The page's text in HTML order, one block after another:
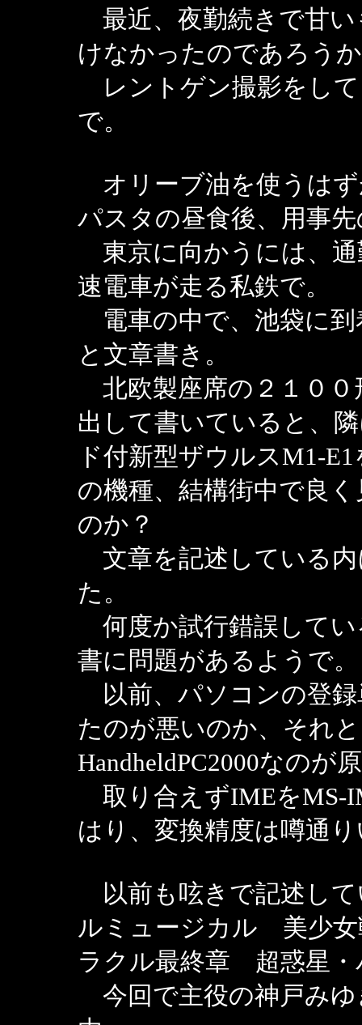
最近、夜勤続きで甘
けなかったのであろう
レントゲン撮影をし
で。
オリーブ油を使うは
パスタの昼食後、用事
東京に向かうには、通
速電車が走る私鉄で。
電車の中で、池袋に
と文章書き。
北欧製座席の２１００
出して書いていると、
ド付新型ザウルスM1-
の機種、結構街中で良
のか？
文章を記述している
た。
何度か試行錯誤してい
書に問題があるようで。
以前、パソコンの登
たのが悪いのか、それ
HandheldPC2000なのが
取り合えずIMEをMS-
はり、変換精度は噂通
以前も呟きで記述し
ルミュージカル 美少
ラクル最終章 超惑星・
今回で主役の神戸みゆ